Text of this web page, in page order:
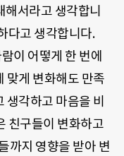
서라고 생각합니
다고 생각합니다.
이 어떻게 한 번에
맞게 변화해도 만족
각하고 마음을 비
친구들이 변화하고
까지 영향을 받아 변